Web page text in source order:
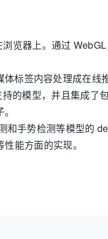
览器上。通过
标签内容处理成在线
模型，并且集成了
手势检测等模型的
能方面的实现。